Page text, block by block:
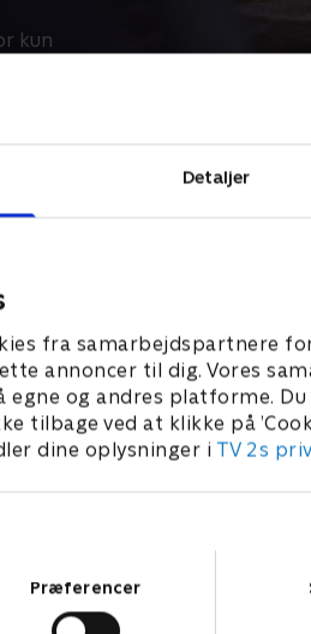
Detaljer
fra samarbejdspartnere
annoncer til dig. Vores
og andres platforme.
tilbage ved at klikke på
dine oplysninger i TV 2s
Præferencer
kun
at
af